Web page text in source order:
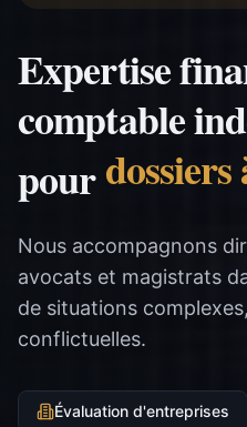
Expertise
comptable
pour
Nous accompagnons
avocats et magistrats
de situations
conflictuelles.
Évaluation d'entreprises